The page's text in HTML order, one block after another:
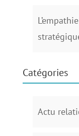
Catégories
Actu